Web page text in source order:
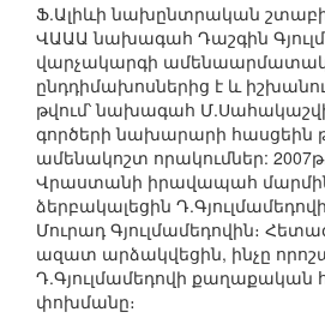
Ֆ.Ալիևի նախընտրական
ՎԱԱԱ նախագահ Դաշգին
վարչակարգի
ընդդիմախոսներից է և
թվում՝ նախագահ
գործերի նախարարի հասցեին
ամենակոշտ որակումներ:
Վրաստանի իրավապահ
ձերբակալեցին
Մուրադ Գյուլմամեդովին։
ազատ արձակվեցին, ինչը
Դ.Գյուլմամեդովի քաղաքական
փոխմանը։